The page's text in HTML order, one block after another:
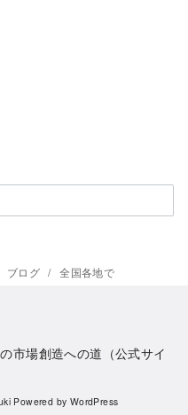
ブログ 全国各地で
市場創造への道（公式サイ
Powered by WordPress